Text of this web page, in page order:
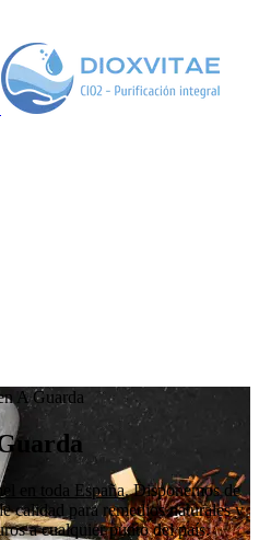
A Guarda
en toda España. Disponemos de
calidad para remedios naturales y
a cualquier punto del país.